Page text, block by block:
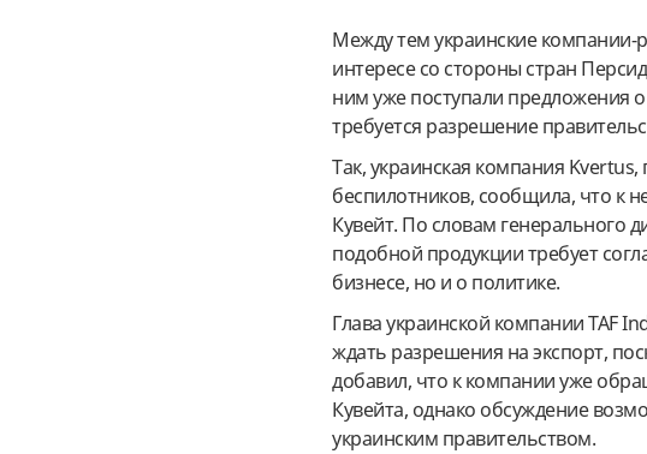
Между тем украинские
интересе со стороны стран
ним уже поступали предложения
требуется разрешение
Так, украинская компания
беспилотников, сообщила, что к
Кувейт. По словам генерального
подобной продукции требует
бизнесе, но и о политике.
Глава украинской компании TAF
ждать разрешения на экспорт,
добавил, что к компании уже
Кувейта, однако обсуждение
украинским правительством.